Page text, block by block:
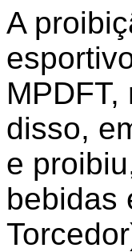
A
disso,
e
bebidas